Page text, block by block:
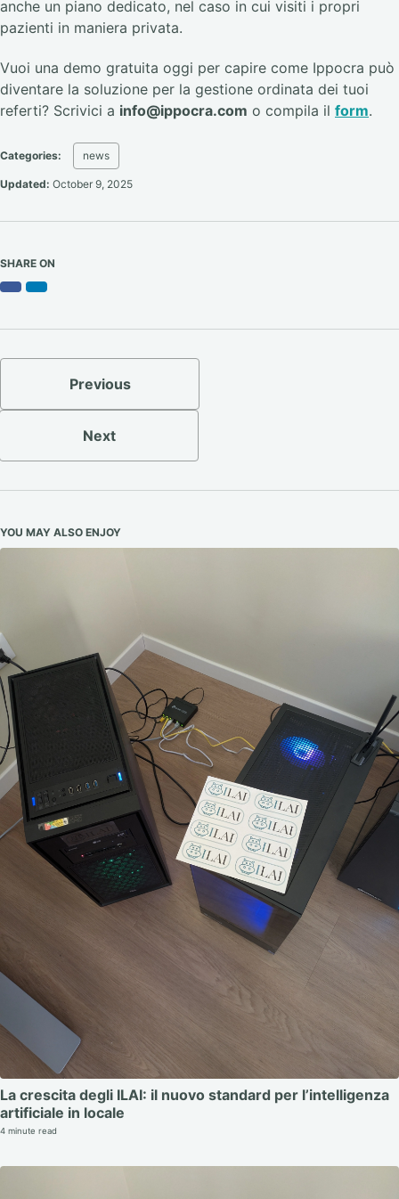
anche un piano dedicato, nel caso in cui visiti i propri
pazienti in maniera privata.
Vuoi una demo gratuita oggi per capire come Ippocra può
diventare la soluzione per la gestione ordinata dei tuoi
referti? Scrivici a info@ippocra.com o compila il form.
Categories: news
Updated: October 9, 2025
SHARE ON
FacebookLinkedIn
Previous
Next
YOU MAY ALSO ENJOY
La crescita degli ILAI: il nuovo standard per l’intelligenza
artificiale in locale
4 minute read